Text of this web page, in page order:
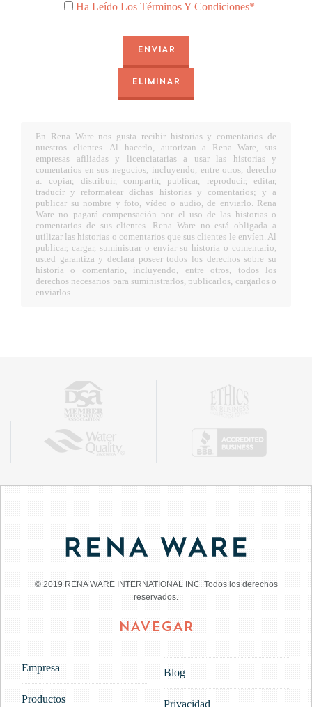
Ha Leído Los Términos Y Condiciones*
ENVIAR
ELIMINAR
En Rena Ware nos gusta recibir historias y comentarios de
nuestros clientes. Al hacerlo, autorizan a Rena Ware, sus
empresas afiliadas y licenciatarias a usar las historias y
comentarios en sus negocios, incluyendo, entre otros, derecho
a: copiar, distribuir, compartir, publicar, reproducir, editar,
traducir y reformatear dichas historias y comentarios; y a
publicar su nombre y foto, vídeo o audio, de enviarlo. Rena
Ware no pagará compensación por el uso de las historias o
comentarios de sus clientes. Rena Ware no está obligada a
utilizar las historias o comentarios que sus clientes le envíen. Al
publicar, cargar, suministrar o enviar su historia o comentario,
usted garantiza y declara poseer todos los derechos sobre su
historia o comentario, incluyendo, entre otros, todos los
derechos necesarios para suministrarlos, publicarlos, cargarlos o
enviarlos.
© 2019 RENA WARE INTERNATIONAL INC. Todos los derechos
reservados.
NAVEGAR
Empresa
Productos
Blog
Privacidad